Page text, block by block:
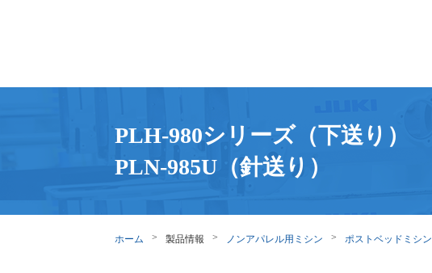
PLH-980シリーズ（下送り）
PLN-985U（針送り）
ホーム 製品情報 ノンアパレル用ミシン ポストベッドミシン